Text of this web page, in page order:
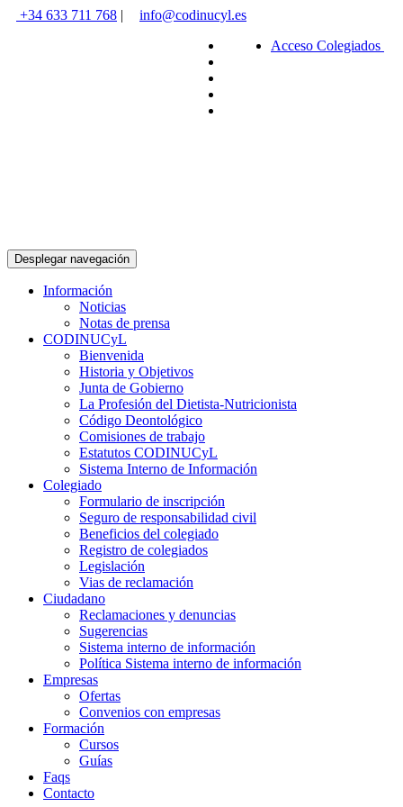
+34 633 711 768 |
info@codinucyl.es
Acceso Colegiados
Desplegar navegación
Información
Noticias
Notas de prensa
CODINUCyL
Bienvenida
Historia y Objetivos
Junta de Gobierno
La Profesión del Dietista-Nutricionista
Código Deontológico
Comisiones de trabajo
Estatutos CODINUCyL
Sistema Interno de Información
Colegiado
Formulario de inscripción
Seguro de responsabilidad civil
Beneficios del colegiado
Registro de colegiados
Legislación
Vias de reclamación
Ciudadano
Reclamaciones y denuncias
Sugerencias
Sistema interno de información
Política Sistema interno de información
Empresas
Ofertas
Convenios con empresas
Formación
Cursos
Guías
Faqs
Contacto